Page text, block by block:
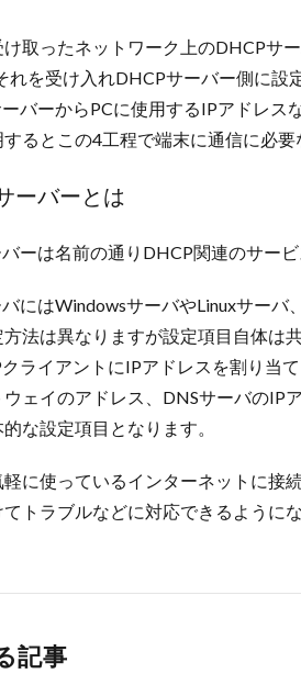
取ったネットワーク上のDHCPサ
を受け入れDHCPサーバー側に設
バーからPCに使用するIPアドレス
るとこの4工程で端末に通信に必要
ーバーとは
ーは名前の通りDHCP関連のサー
にはWindowsサーバやLinuxサーバ
方法は異なりますが設定項目自体は
ライアントにIPアドレスを割り当
ウェイのアドレス、DNSサーバのIP
な設定項目となります。
に使っているインターネットに接
トラブルなどに対応できるように
記事